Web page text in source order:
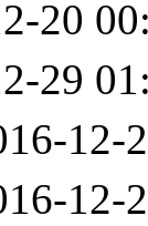
20
29
12-
12-